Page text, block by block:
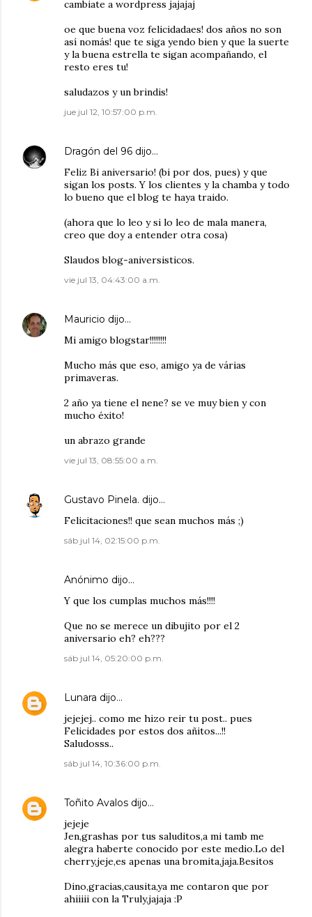
cambiate a wordpress jajajaj
oe que buena voz felicidadaes! dos años no son
así nomás! que te siga yendo bien y que la suerte
y la buena estrella te sigan acompañando, el
resto eres tu!
saludazos y un brindis!
jue jul 12, 10:57:00 p.m.
Dragón del 96 dijo…
Feliz Bi aniversario! (bi por dos, pues) y que
sigan los posts. Y los clientes y la chamba y todo
lo bueno que el blog te haya traido.
(ahora que lo leo y si lo leo de mala manera,
creo que doy a entender otra cosa)
Slaudos blog-aniversisticos.
vie jul 13, 04:43:00 a.m.
Mauricio dijo…
Mi amigo blogstar!!!!!!!!
Mucho más que eso, amigo ya de várias
primaveras.
2 año ya tiene el nene? se ve muy bien y con
mucho éxito!
un abrazo grande
vie jul 13, 08:55:00 a.m.
Gustavo Pinela. dijo…
Felicitaciones!! que sean muchos más ;)
sáb jul 14, 02:15:00 p.m.
Anónimo dijo…
Y que los cumplas muchos más!!!!
Que no se merece un dibujito por el 2
aniversario eh? eh???
sáb jul 14, 05:20:00 p.m.
Lunara dijo…
jejejej.. como me hizo reir tu post.. pues
Felicidades por estos dos añitos...!!
Saludosss..
sáb jul 14, 10:36:00 p.m.
Toñito Avalos dijo…
jejeje
Jen,grashas por tus saluditos,a mi tamb me
alegra haberte conocido por este medio.Lo del
cherry,jeje,es apenas una bromita,jaja.Besitos
Dino,gracias,causita,ya me contaron que por
ahiiiii con la Truly,jajaja :P